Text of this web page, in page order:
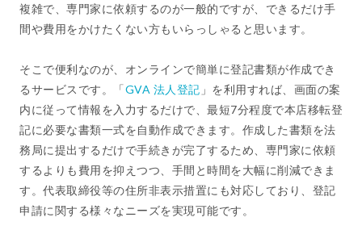
複雑で、専門家に依頼するのが一般的ですが、できるだけ手
間や費用をかけたくない方もいらっしゃると思います。
そこで便利なのが、オンラインで簡単に登記書類が作成でき
るサービスです。「GVA 法人登記 」を利用すれば、画面の案
内に従って情報を入力するだけで、最短7分程度で本店移転登
記に必要な書類一式を自動作成できます。作成した書類を法
務局に提出するだけで手続きが完了するため、専門家に依頼
するよりも費用を抑えつつ、手間と時間を大幅に削減できま
す。代表取締役等の住所非表示措置にも対応しており、登記
申請に関する様々なニーズを実現可能です。